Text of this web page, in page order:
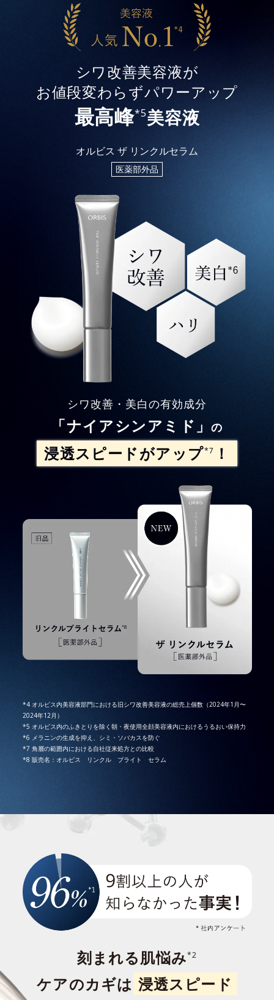
シワ改善美容液が
お値段変わらずパワーアップ
最高峰*5美容液
オルビス ザ リンクルセラム
医薬部外品
シワ改善・美白の有効成分
「ナイアシンアミド」の
浸透スピードがアップ*7 ！
*4 オルビス内美容液部門における旧シワ改善美容液の総売上個数（2024年1月〜
2024年12月）
*5 オルビス内のふきとりを除く朝・夜使用全顔美容液内におけるうるおい保持力
*6 メラニンの生成を抑え、シミ・ソバカスを防ぐ
*7 角層の範囲内における自社従来処方との比較
*8 販売名：オルビス リンクル ブライト セラム
刻まれる肌悩み*2
ケアのカギは 浸透スピード